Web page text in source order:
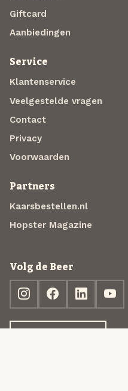
Giftcard
Aanbiedingen
Service
Klantenservice
Veelgestelde vragen
Contact
Privacy
Voorwaarden
Partners
Kaarsbestellen.nl
Hopster Magazine
Volg de Beer